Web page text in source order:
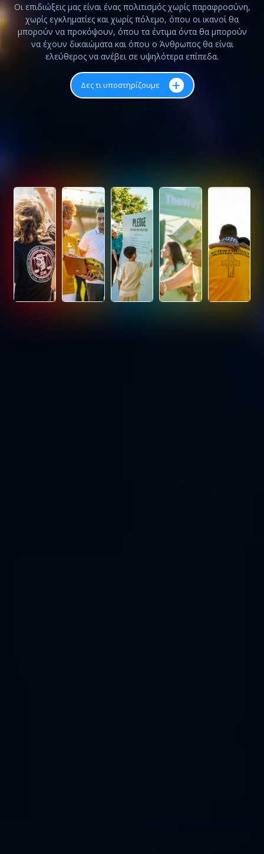
Οι επιδιώξεις μας είναι ένας πολιτισμός χωρίς παραφροσύνη,
χωρίς εγκληματίες και χωρίς πόλεμο, όπου οι ικανοί θα
μπορούν να προκόψουν, όπου τα έντιμα όντα θα μπορούν
να έχουν δικαιώματα και όπου ο Άνθρωπος θα είναι
ελεύθερος να ανέβει σε υψηλότερα επίπεδα.
Δες τι υποστηρίζουμε +